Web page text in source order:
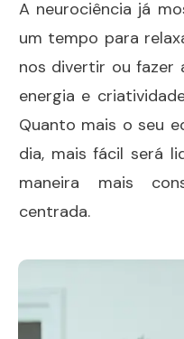
A neurociência já
um tempo para
nos divertir ou fazer
energia e
Quanto mais o seu
dia, mais fácil será
maneira mais
centrada.